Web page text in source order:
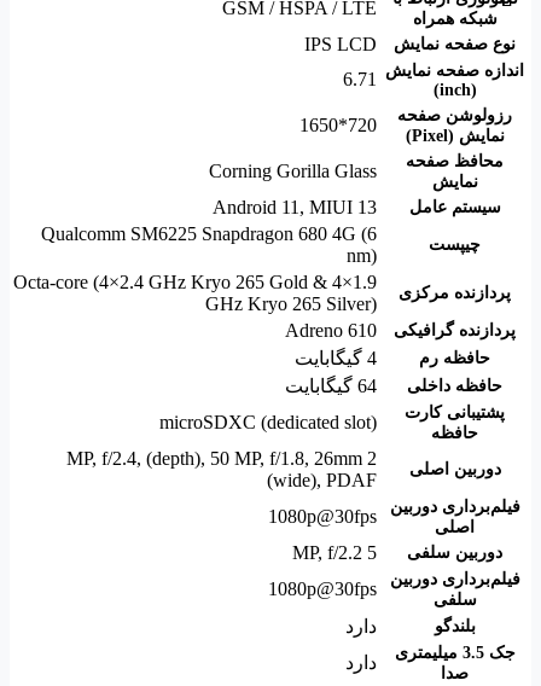
شبکه همراه
GSM / HSPA / LTE
نوع صفحه نمایش IPS LCD
اندازه صفحه نمایش
(inch)
6.71
رزولوشن صفحه
نمایش (Pixel)
720*1650
محافظ صفحه
نمایش
Corning Gorilla Glass
سیستم عامل Android 11, MIUI 13
چیپست
Qualcomm SM6225 Snapdragon 680 4G (6
nm)
پردازنده مرکزی
Octa-core (4×2.4 GHz Kryo 265 Gold & 4×1.9
GHz Kryo 265 Silver)
پردازنده گرافیکی Adreno 610
حافظه رم 4 گیگابایت
حافظه داخلی 64 گیگابایت
پشتیبانی کارت
حافظه
microSDXC (dedicated slot)
دوربین اصلی
2 MP, f/2.4, (depth)
, 50 MP, f/1.8, 26mm
(wide), PDAF
فیلم‌برداری دوربین
اصلی
1080p@30fps
دوربین سلفی 5 MP, f/2.2
فیلم‌‌برداری دوربین
سلفی
1080p@30fps
بلندگو دارد
جک 3.5 میلیمتری
صدا
دارد